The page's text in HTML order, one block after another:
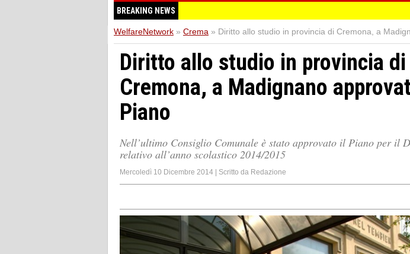
BREAKING NEWS
WelfareNetwork » Crema » Diritto allo studio in provincia di Cremona, a
Diritto allo studio in provincia di
Cremona, a Madignano
Piano
Nell’ultimo Consiglio Comunale è stato approvato il Piano per il
relativo all’anno scolastico 2014/2015
Mercoledì 10 Dicembre 2014 | Scritto da Redazione